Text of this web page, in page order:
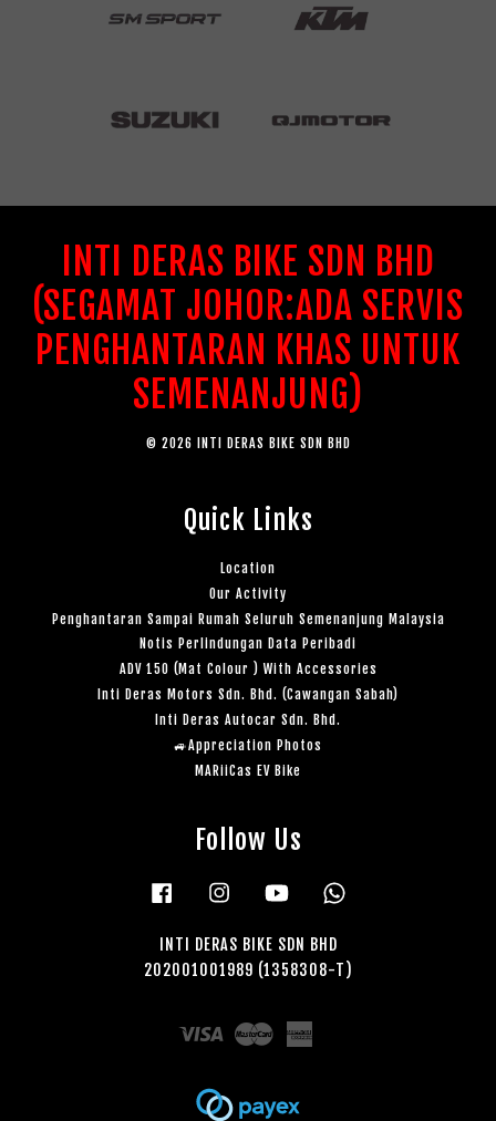
INTI DERAS BIKE SDN BHD
(SEGAMAT JOHOR:ADA SERVIS
PENGHANTARAN KHAS UNTUK
SEMENANJUNG)
© 2026 INTI DERAS BIKE SDN BHD
Quick Links
Location
Our Activity
Penghantaran Sampai Rumah Seluruh Semenanjung Malaysia
Notis Perlindungan Data Peribadi
ADV 150 (Mat Colour ) With Accessories
Inti Deras Motors Sdn. Bhd. (Cawangan Sabah)
Inti Deras Autocar Sdn. Bhd.
🚙Appreciation Photos
MARiiCas EV Bike
Follow Us
Facebook Instagram YouTube
INTI DERAS BIKE SDN BHD
202001001989 (1358308-T)
Visa Master